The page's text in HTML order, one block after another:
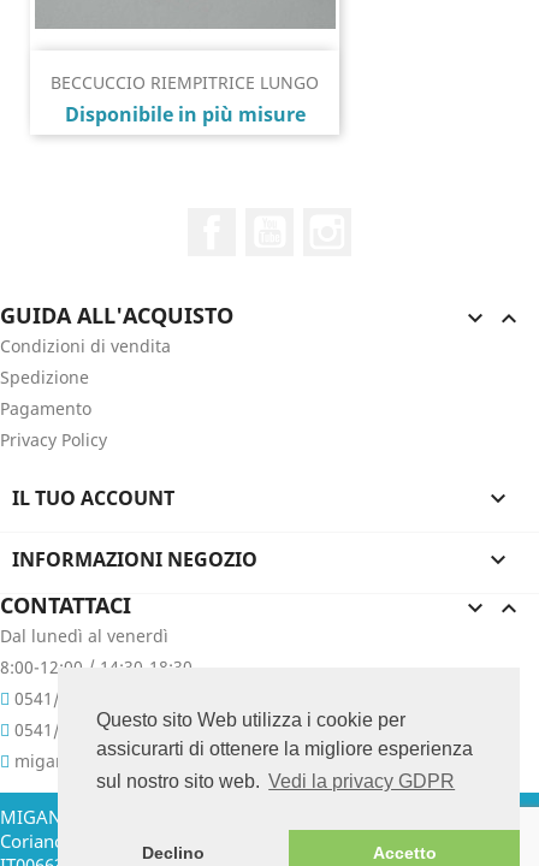
Questo sito Web utilizza i cookie per
assicurarti di ottenere la migliore esperienza
sul nostro sito web. Vedi la privacy GDPR
Declino Accetto
BECCUCCIO RIEMPITRICE LUNGO
Prezzo
Disponibile in più misure
GUIDA ALL'ACQUISTO  
Condizioni di vendita
Spedizione
Pagamento
Privacy Policy
IL TUO ACCOUNT 
INFORMAZIONI NEGOZIO

CONTATTACI
 
Dal lunedì al venerdì
8:00-12:00 / 14:30-18:30
0541/657400
0541/657076
migani@migani.com
MIGANI GIUSEPPE & C. SNC - Via Colombarina, 47 - 47853
Coriano (RN) Italia Tel. +39.0541.657400 - 657076 P. IVA